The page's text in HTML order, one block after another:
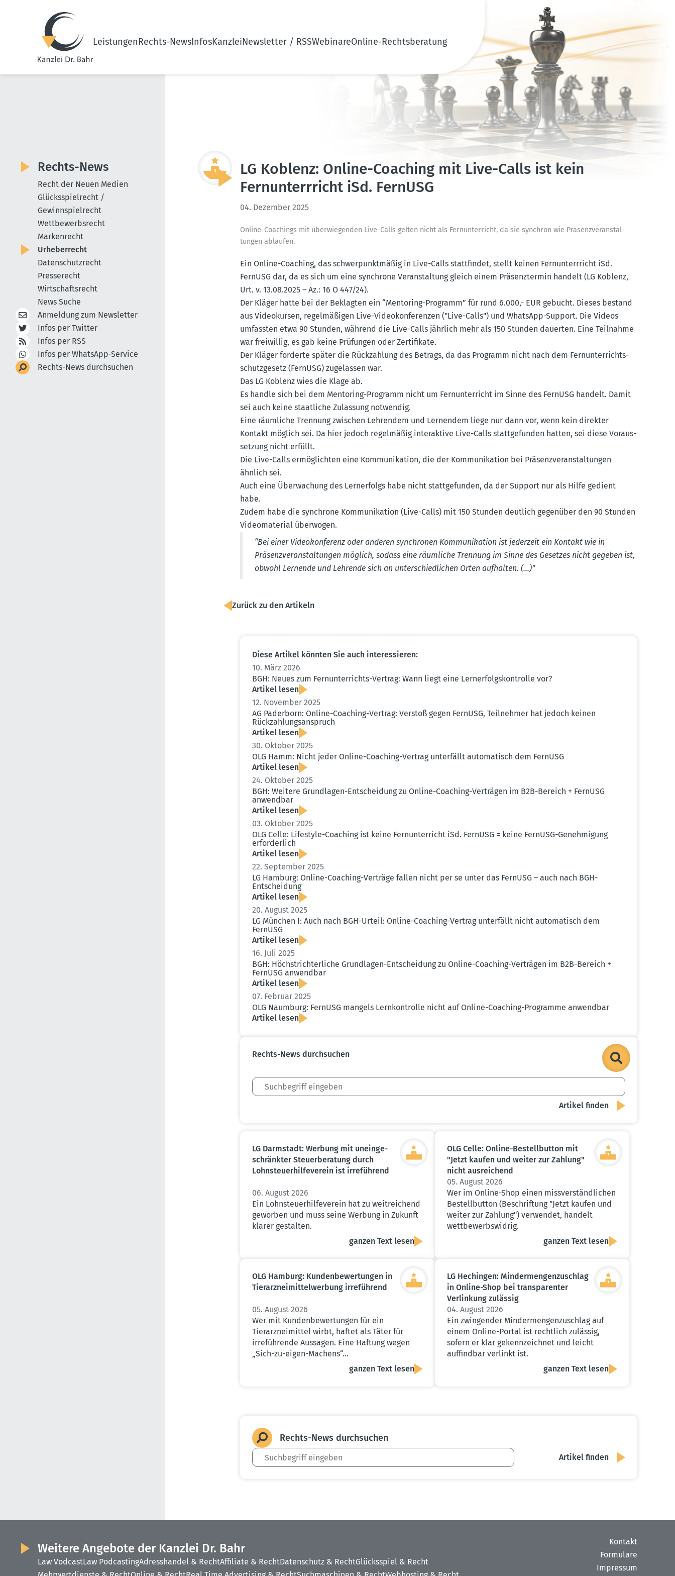
LeistungenRechts-NewsInfosKanzleiNewsletter / RSSWebinareOnline-Rechtsberatung
LG Koblenz: Online-Coaching mit Live-Calls ist kein
Fernun­terr­richt iSd. FernUSG
04. Dezember 2025
Online-Coachings mit überwie­genden Live-Calls gelten nicht als Fernun­ter­richt, da sie synchron wie Präsenz­ver­an­stal­
tungen ablaufen.
Ein Online-Coaching, das schwer­punkt­mäßig in Live-Calls statt­findet, stellt keinen Fernun­terr­richt iSd.
FernUSG dar, da es sich um eine synchrone Veran­staltung gleich einem Präsenz­termin handelt (LG Koblenz,
Urt. v. 13.08.2025 – Az.: 16 O 447/24).
Der Kläger hatte bei der Beklagten ein “Mentoring-Programm” für rund 6.000,- EUR gebucht. Dieses bestand
aus Video­kursen, regel­mä­ßigen Live-Video­kon­fe­renzen ("Live-Calls") und WhatsApp-Support. Die Videos
umfassten etwa 90 Stunden, während die Live-Calls jährlich mehr als 150 Stunden dauerten. Eine Teilnahme
war freiwillig, es gab keine Prüfungen oder Zerti­fikate.
Der Kläger forderte später die Rückzahlung des Betrags, da das Programm nicht nach dem Fernun­ter­richts­
schutz­gesetz (FernUSG) zugelassen war.
Das LG Koblenz wies die Klage ab.
Es handle sich bei dem Mentoring-Programm nicht um Fernun­ter­richt im Sinne des FernUSG handelt. Damit
sei auch keine staat­liche Zulassung notwendig.
Eine räumliche Trennung zwischen Lehrendem und Lernendem liege nur dann vor, wenn kein direkter
Kontakt möglich sei. Da hier jedoch regel­mäßig inter­aktive Live-Calls statt­ge­funden hatten, sei diese Voraus­
setzung nicht erfüllt.
Die Live-Calls ermög­lichten eine Kommu­ni­kation, die der Kommu­ni­kation bei Präsenz­ver­an­stal­tungen
ähnlich sei.
Auch eine Überwa­chung des Lerner­folgs habe nicht statt­ge­funden, da der Support nur als Hilfe gedient
habe.
Zudem habe die synchrone Kommu­ni­kation (Live-Calls) mit 150 Stunden deutlich gegenüber den 90 Stunden
Video­ma­terial überwogen.
“Bei einer Video­kon­ferenz oder anderen synchronen Kommu­ni­kation ist jederzeit ein Kontakt wie in
Präsenz­ver­an­stal­tungen möglich, sodass eine räumliche Trennung im Sinne des Gesetzes nicht gegeben ist,
obwohl Lernende und Lehrende sich an unter­schied­lichen Orten aufhalten. (…)”
Zurück zu den Artikeln
Diese Artikel könnten Sie auch inter­es­sieren:
10. März 2026
BGH: Neues zum Fernun­ter­richts-Vertrag: Wann liegt eine Lerner­folgs­kon­trolle vor?
Artikel lesen
12. November 2025
AG Paderborn: Online-Coaching-Vertrag: Verstoß gegen FernUSG, Teilnehmer hat jedoch keinen
Rückzah­lungs­an­spruch
Artikel lesen
30. Oktober 2025
OLG Hamm: Nicht jeder Online-Coaching-Vertrag unter­fällt automa­tisch dem FernUSG
Artikel lesen
24. Oktober 2025
BGH: Weitere Grund­lagen-Entscheidung zu Online-Coaching-Verträgen im B2B-Bereich + FernUSG
anwendbar
Artikel lesen
03. Oktober 2025
OLG Celle: Lifestyle-Coaching ist keine Fernun­ter­richt iSd. FernUSG = keine FernUSG-Geneh­migung
erfor­derlich
Artikel lesen
22. September 2025
LG Hamburg: Online-Coaching-Verträge fallen nicht per se unter das FernUSG – auch nach BGH-
Entscheidung
Artikel lesen
20. August 2025
LG München I: Auch nach BGH-Urteil: Online-Coaching-Vertrag unter­fällt nicht automa­tisch dem
FernUSG
Artikel lesen
16. Juli 2025
BGH: Höchst­rich­ter­liche Grund­lagen-Entscheidung zu Online-Coaching-Verträgen im B2B-Bereich +
FernUSG anwendbar
Artikel lesen
07. Februar 2025
OLG Naumburg: FernUSG mangels Lernkon­trolle nicht auf Online-Coaching-Programme anwendbar
Artikel lesen
Rechts-News durch­suchen
LG Darmstadt: Werbung mit unein­ge­
schränkter Steuer­be­ratung durch
Lohnsteu­er­hil­fe­verein ist irreführend
06. August 2026
Ein Lohnsteuerhilfeverein hat zu weitreichend
geworben und muss seine Werbung in Zukunft
klarer gestalten.
ganzen Text lesen
OLG Celle: Online-Bestell­button mit
"Jetzt kaufen und weiter zur Zahlung"
nicht ausrei­chend
05. August 2026
Wer im Online-Shop einen missverständlichen
Bestellbutton (Beschriftung "Jetzt kaufen und
weiter zur Zahlung") verwendet, handelt
wettbewerbswidrig.
ganzen Text lesen
OLG Hamburg: Kunden­be­wer­tungen in
Tierarz­nei­mit­tel­werbung irreführend
05. August 2026
Wer mit Kundenbewertungen für ein
Tierarzneimittel wirbt, haftet als Täter für
irreführende Aussagen. Eine Haftung wegen
„Sich-zu-eigen-Machens“…
ganzen Text lesen
LG Hechingen: Minder­men­gen­zu­schlag
in Online-Shop bei trans­pa­renter
Verlinkung zulässig
04. August 2026
Ein zwingender Mindermengenzuschlag auf
einem Online-Portal ist rechtlich zulässig,
sofern er klar gekennzeichnet und leicht
auffindbar verlinkt ist.
ganzen Text lesen
Rechts-News durch­suchen
Rechts-News
Recht der Neuen Medien
Glücksspielrecht /
Gewinnspielrecht
Wettbewerbsrecht
Markenrecht
Urheberrecht
Datenschutzrecht
Presserecht
Wirtschaftsrecht
News Suche
Anmeldung zum Newsletter
Infos per Twitter
Infos per RSS
Infos per WhatsApp-Service
Rechts-News durchsuchen
Weitere Angebote der Kanzlei Dr. Bahr
Law VodcastLaw PodcastingAdresshandel & RechtAffiliate & RechtDatenschutz & RechtGlücksspiel & Recht
Kontakt
Formulare
Impressum